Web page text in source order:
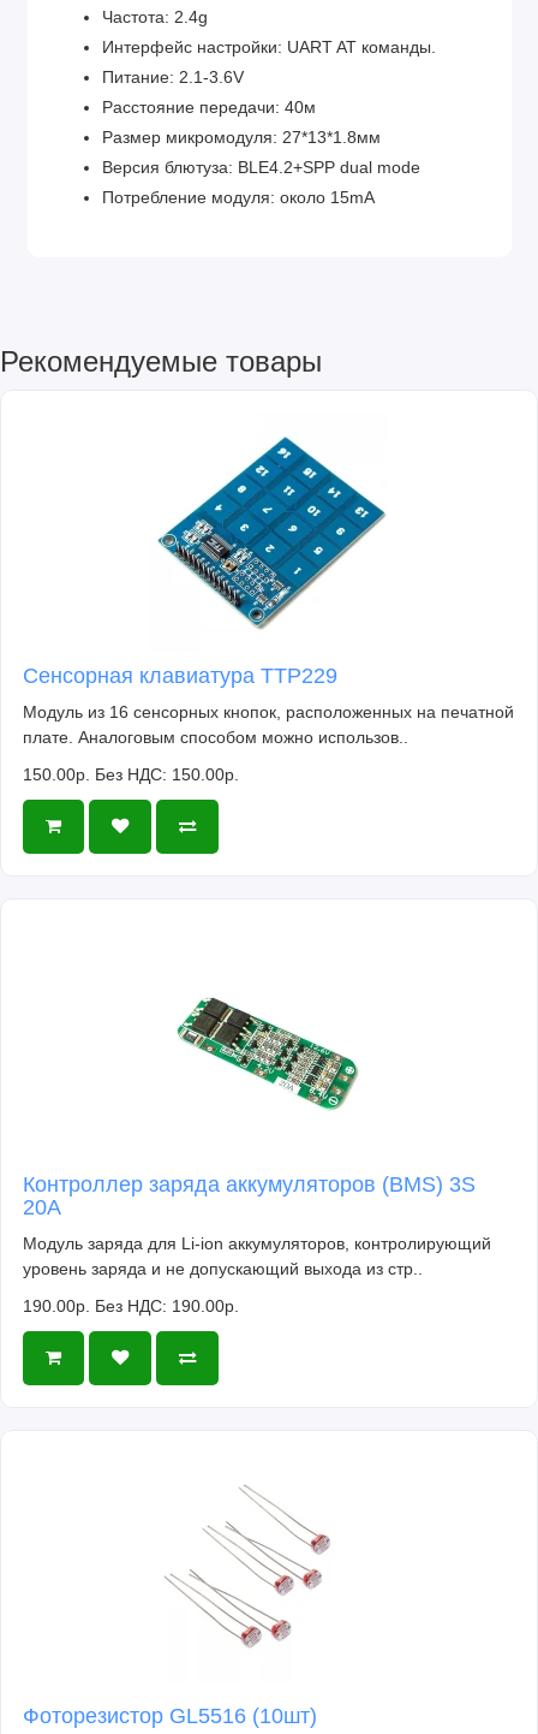
Частота: 2.4g
Интерфейс настройки: UART AT команды.
Питание: 2.1-3.6V
Расстояние передачи: 40м
Размер микромодуля: 27*13*1.8мм
Версия блютуза: BLE4.2+SPP dual mode
Потребление модуля: около 15mA
Рекомендуемые товары
Сенсорная клавиатура TTP229
Модуль из 16 сенсорных кнопок, расположенных на печатной
плате. Аналоговым способом можно использов..
150.00р. Без НДС: 150.00р.
Контроллер заряда аккумуляторов (BMS) 3S
20A
Модуль заряда для Li-ion аккумуляторов, контролирующий
уровень заряда и не допускающий выхода из стр..
190.00р. Без НДС: 190.00р.
Фоторезистор GL5516 (10шт)